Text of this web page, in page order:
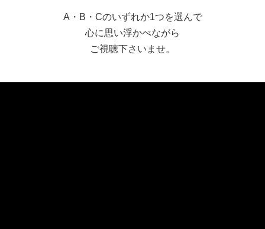
A・B・Cのいずれか1つを選んで
心に思い浮かべながら
ご視聴下さいませ。